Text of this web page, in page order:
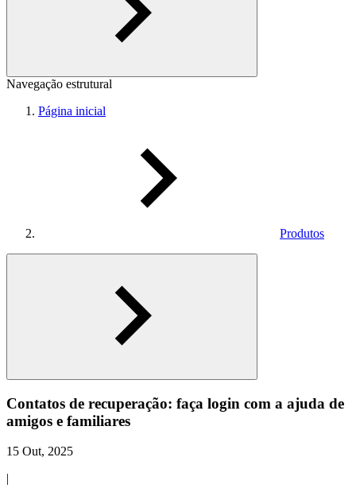
Navegação estrutural
Página inicial
Produtos
Contatos de recuperação: faça login com a ajuda de
amigos e familiares
15 Out, 2025
|